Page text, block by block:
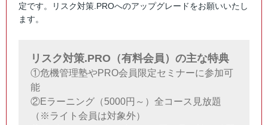
定です。リスク対策.PROへのアップグレードをお願いいたし
ます。
リスク対策.PRO（有料会員）の主な特典
①危機管理塾やPRO会員限定セミナーに参加可
能
②Eラーニング（5000円～）全コース見放題
（※ライト会員は対象外）